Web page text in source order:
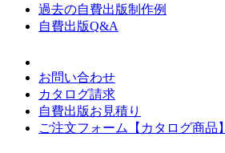
過去の自費出版制作例
自費出版Q&A
お問い合わせ
カタログ請求
自費出版お見積り
ご注文フォーム【カタログ商品】